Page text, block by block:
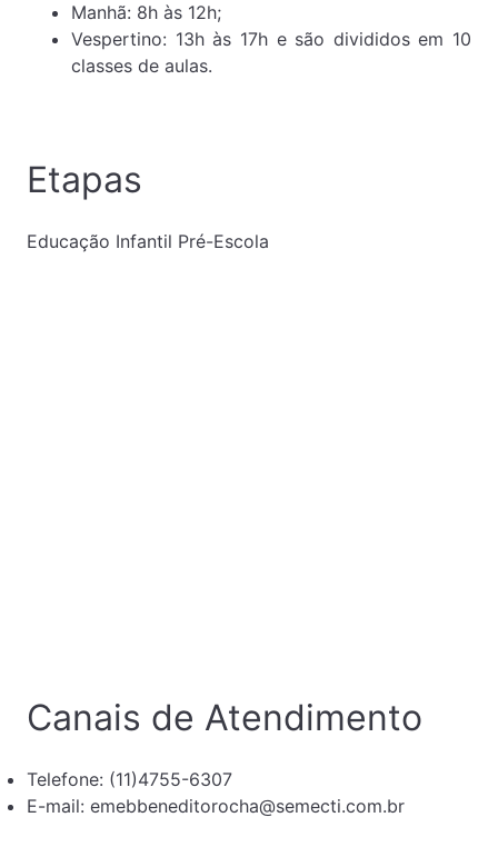
Manhã: 8h às 12h;
Vespertino: 13h às 17h e são divididos em 10
classes de aulas.
Etapas
Educação Infantil Pré-Escola
Canais de Atendimento
Telefone: (11)4755-6307
E-mail: emebbeneditorocha@semecti.com.br